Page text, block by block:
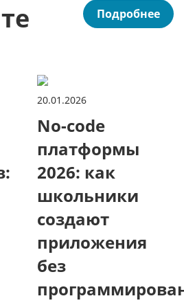
Подробнее
20.01.2026
No-code
платформы
2026: как
школьники
создают
приложения
без